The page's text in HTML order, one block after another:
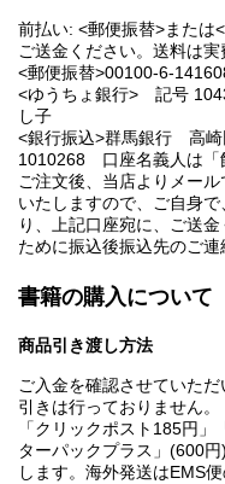
前払い: <郵便振替>または
ご送金ください。送料は実
<郵便振替>00100-6-
<ゆうちょ銀行> 記号
し子
<銀行振込>群馬銀行 高
1010268 口座名義人は「
ご注文後、当店よりメー
いたしますので、ご自身
り、上記口座宛に、ご送
ために振込後振込先のご連
書籍の購入について
商品引き渡し方法
ご入金を確認させていた
引きは行っておりません。
「クリックポスト185円
ターパックプラス」(600
します。海外発送はEMS便